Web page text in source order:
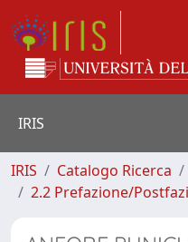
IRIS
IRIS Catalogo Ricerca
2.2 Prefazione/